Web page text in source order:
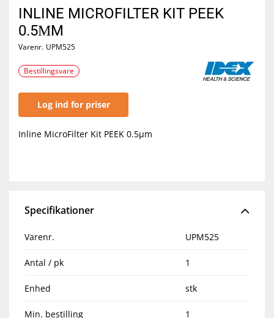
INLINE MICROFILTER KIT PEEK
0.5ΜM
Varenr. UPM525
Bestillingsvare
Log ind for priser
Inline MicroFilter Kit PEEK 0.5µm
Specifikationer
Varenr. UPM525
Antal / pk 1
Enhed stk
Min. bestilling 1